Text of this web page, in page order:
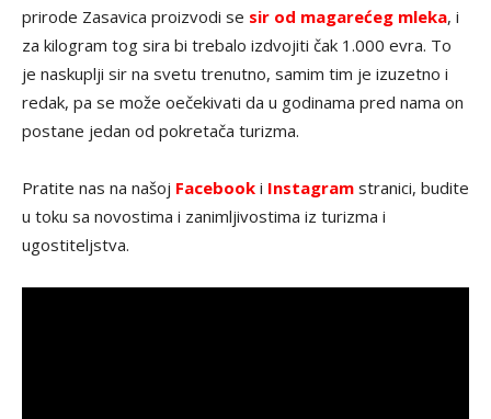
prirode Zasavica proizvodi se sir od magarećeg mleka, i
za kilogram tog sira bi trebalo izdvojiti čak 1.000 evra. To
je naskuplji sir na svetu trenutno, samim tim je izuzetno i
redak, pa se može oečekivati da u godinama pred nama on
postane jedan od pokretača turizma.
Pratite nas na našoj Facebook i Instagram stranici, budite
u toku sa novostima i zanimljivostima iz turizma i
ugostiteljstva.